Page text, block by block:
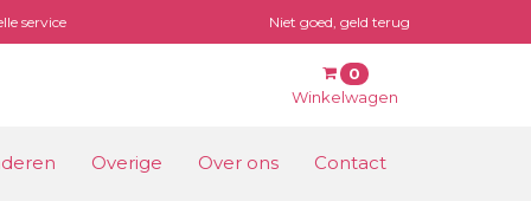
service Niet goed, geld terug
0
Winkelwagen
Overige Over ons Contact